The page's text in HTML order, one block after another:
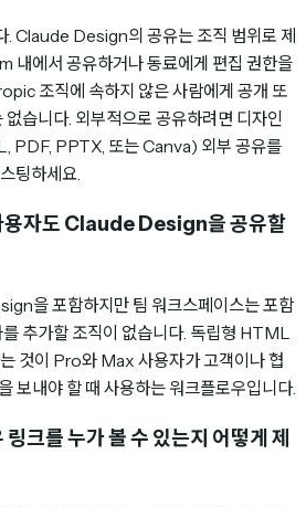
. Claude Design의 공유는 조직 범위로 제
내에서 공유하거나 동료에게 편집 권한을
조직에 속하지 않은 사람에게 공개 또
습니다. 외부적으로 공유하려면 디자인
PDF, PPTX, 또는 Canva) 외부 공유를
팅하세요.
용자도 Claude Design을 공유할
을 포함하지만 팀 워크스페이스는 포함
추가할 조직이 없습니다. 독립형 HTML
것이 Pro와 Max 사용자가 고객이나 협
보내야 할 때 사용하는 워크플로우입니다.
크를 누가 볼 수 있는지 어떻게 제